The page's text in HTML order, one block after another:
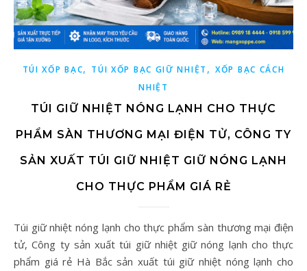
TÚI XỐP BẠC, TÚI XỐP BẠC GIỮ NHIỆT , XỐP BẠC CÁCH
NHIỆT
TÚI GIỮ NHIỆT NÓNG LẠNH CHO THỰC
PHẨM SÀN THƯƠNG MẠI ĐIỆN TỬ, CÔNG TY
SẢN XUẤT TÚI GIỮ NHIỆT GIỮ NÓNG LẠNH
CHO THỰC PHẨM GIÁ RẺ
Túi giữ nhiệt nóng lạnh cho thực phẩm sàn thương mại điện
tử, Công ty sản xuất túi giữ nhiệt giữ nóng lạnh cho thực
phẩm giá rẻ Hà Bắc sản xuất túi giữ nhiệt nóng lạnh cho